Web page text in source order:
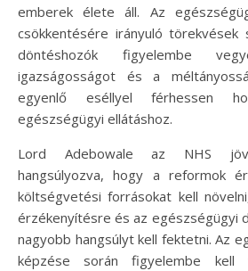
emberek élete áll. Az
csökkentésére irányuló
döntéshozók figyelembe
igazságosságot és a
egyenlő eséllyel férhessen
egészségügyi ellátáshoz.
Lord Adebowale az NHS
hangsúlyozva, hogy a reformok
költségvetési forrásokat kell
érzékenyítésre és az egészségügyi
nagyobb hangsúlyt kell fektetni. Az
képzése során figyelembe kell